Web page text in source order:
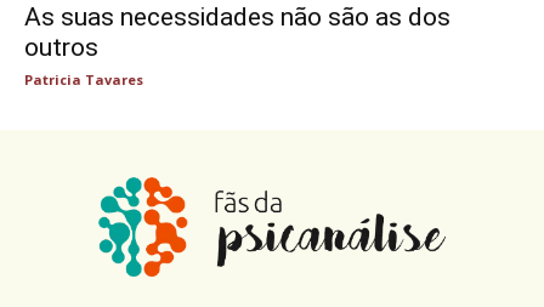
As suas necessidades não são as dos
outros
Patricia Tavares